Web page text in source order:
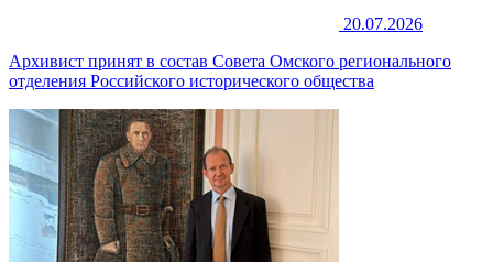
20.07.2026
Архивист принят в состав Совета Омского регионального
отделения Российского исторического общества